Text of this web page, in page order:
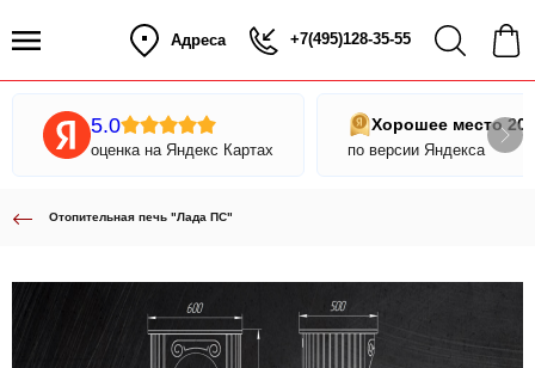
Адреса +7(495)128-35-55
5.0
оценка на Яндекс Картах
Хорошее место
по версии Яндекса
Отопительная печь "Лада ПС"